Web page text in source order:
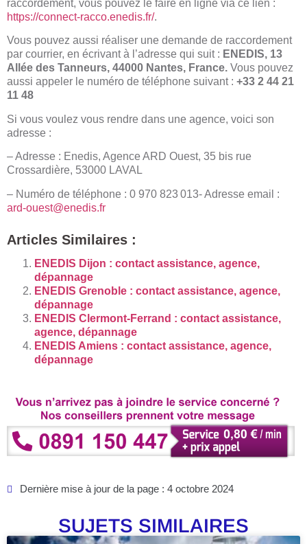
raccordement, vous pouvez le faire en ligne via ce lien :
https://connect-racco.enedis.fr/.
Vous pouvez aussi réaliser une demande de raccordement
par courrier, en écrivant à l’adresse qui suit : ENEDIS, 13
Allée des Tanneurs, 44000 Nantes, France. Vous pouvez
aussi appeler le numéro de téléphone suivant : +33 2 44 21
11 48
Si vous voulez vous rendre dans une agence, voici son
adresse :
– Adresse : Enedis, Agence ARD Ouest, 35 bis rue
Crossardière, 53000 LAVAL
– Numéro de téléphone : 0 970 823 013- Adresse email :
ard-ouest@enedis.fr
Articles Similaires :
ENEDIS Dijon : contact assistance, agence,
dépannage
ENEDIS Grenoble : contact assistance, agence,
dépannage
ENEDIS Clermont-Ferrand : contact assistance,
agence, dépannage
ENEDIS Amiens : contact assistance, agence,
dépannage
Dernière mise à jour de la page : 4 octobre 2024
SUJETS SIMILAIRES